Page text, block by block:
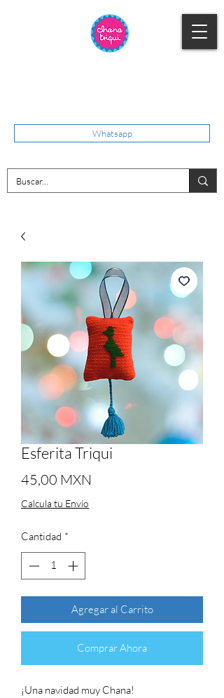
Whatsapp
Esferita Triqui
45,00 MXN
Calcula tu Envío
Cantidad *
Agregar al Carrito
Comprar Ahora
¡Una navidad muy Chana!